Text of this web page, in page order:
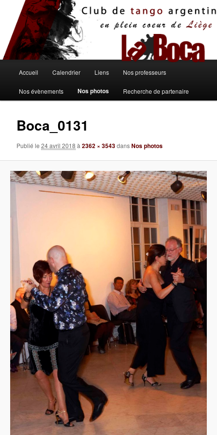
contenu
principal
principal
Accueil Calendrier Liens Nos professeurs
Nos évènements Nos photos Recherche de partenaire
Boca_0131
Publié le24 avril 2018 à2362 × 3543dansNos photos